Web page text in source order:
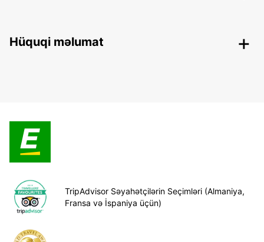
Hüquqi məlumat
TripAdvisor Səyahətçilərin Seçimləri (Almaniya,
Fransa və İspaniya üçün)